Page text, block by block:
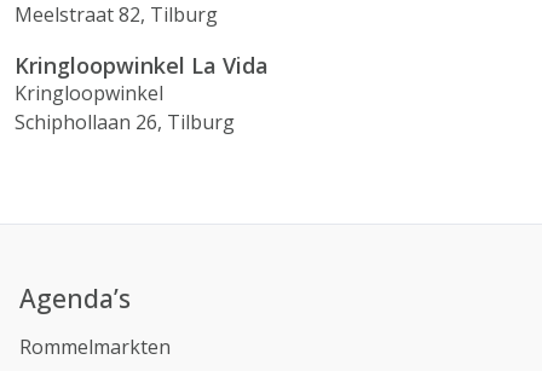
Meelstraat 82, Tilburg
Kringloopwinkel La Vida
Kringloopwinkel
Schiphollaan 26, Tilburg
Agenda’s
Rommelmarkten